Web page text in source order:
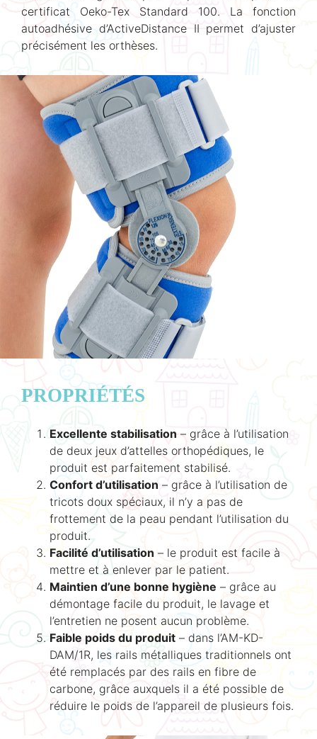
certificat Oeko-Tex Standard 100. La fonction
autoadhésive d’ActiveDistance II permet d’ajuster
précisément les orthèses.
PROPRIÉTÉS
Excellente stabilisation – grâce à l’utilisation
de deux jeux d’attelles orthopédiques, le
produit est parfaitement stabilisé.
Confort d’utilisation – grâce à l’utilisation de
tricots doux spéciaux, il n’y a pas de
frottement de la peau pendant l’utilisation du
produit.
Facilité d’utilisation – le produit est facile à
mettre et à enlever par le patient.
Maintien d’une bonne hygiène – grâce au
démontage facile du produit, le lavage et
l’entretien ne posent aucun problème.
Faible poids du produit – dans l’AM-KD-
DAM/1R, les rails métalliques traditionnels ont
été remplacés par des rails en fibre de
carbone, grâce auxquels il a été possible de
réduire le poids de l’appareil de plusieurs fois.